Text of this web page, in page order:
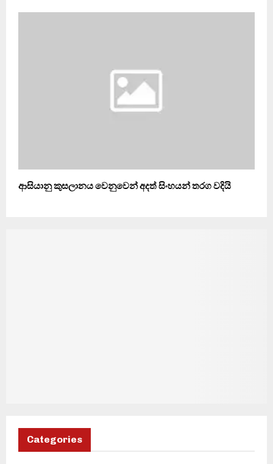
ආසියානු කුසලානය වෙනුවෙන් අදත් සිංහයන් තරග වදියි
Categories